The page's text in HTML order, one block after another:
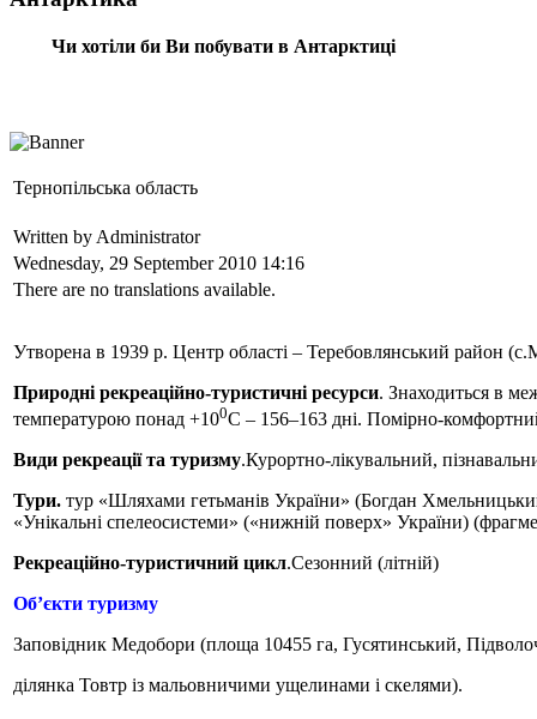
Чи хотіли би Ви побувати в Антарктиці
Тернопільська область
Written by Administrator
Wednesday, 29 September 2010 14:16
There are no translations available.
Утворена в 1939 р. Центр області – Теребовлянський район
Природні рекреаційно-туристичні ресурси. Знаходиться в
температурою понад +100С – 156–163 дні. Помірно-
Види рекреації та туризму.Курортно-лікувальний,
Тури. тур «Шляхами гетьманів України» (Богдан
«Унікальні спелеосистеми» («нижній поверх» України)
Рекреаційно-туристичний цикл.Сезонний (літній)
Об’єкти туризму
Заповідник Медобори (площа 10455 га, Гусятинський,
ділянка Товтр із мальовничими ущелинами і скелями).